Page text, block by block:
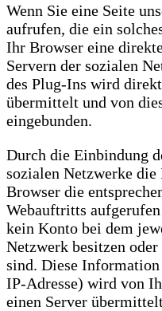
Wenn Sie eine Seite
aufrufen, die ein
Ihr Browser eine
Servern der sozialen
des Plug-Ins wird
übermittelt und von
eingebunden.
Durch die Einbindung
sozialen Netzwerke
Browser die
Webauftritts
kein Konto bei dem
Netzwerk besitzen
sind. Diese
IP-Adresse) wird von
einen Server